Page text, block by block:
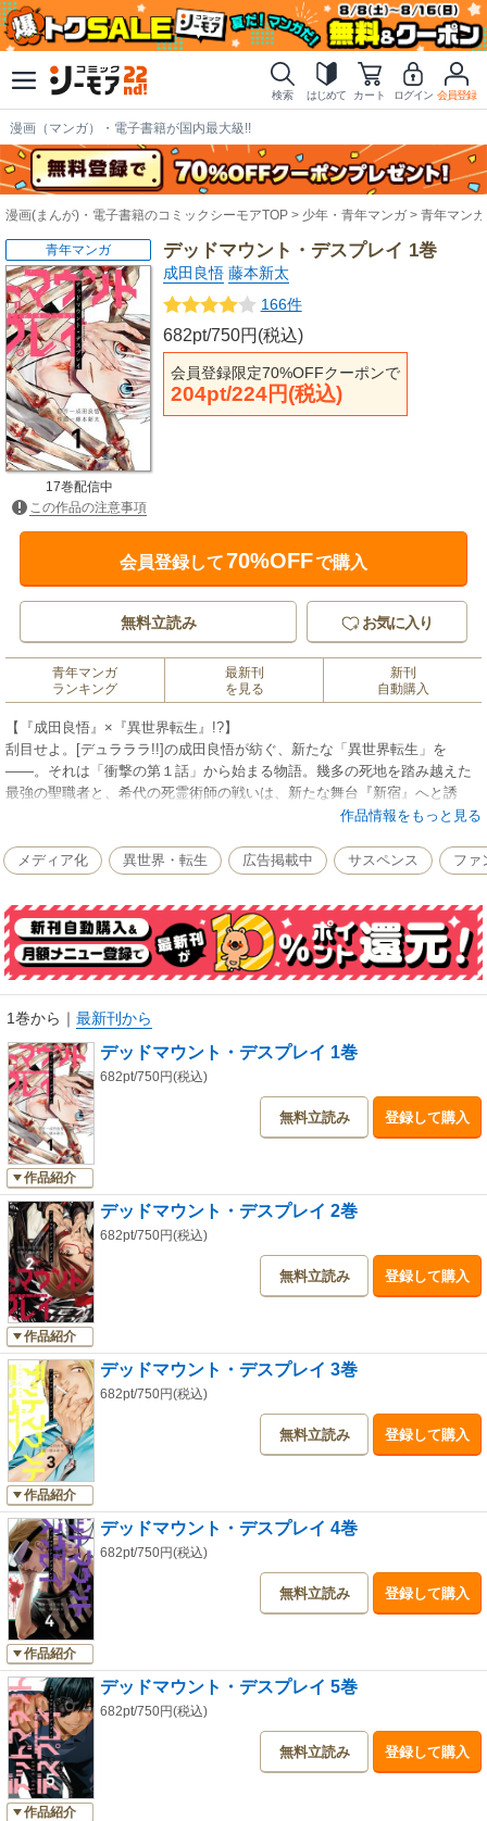
検索 はじめて カート ログイン 会員登録
漫画（マンガ）・電子書籍が国内最大級!!
漫画(まんが)・電子書籍のコミックシーモアTOP 少年・青年マンガ 青年マンガ
デッドマウント・デスプレイ 1巻
成田良悟 藤本新太
166件
682pt/750円(税込)
会員登録限定70%OFFクーポンで
204pt/224円(税込)
青年マンガ
17巻配信中
この作品の注意事項
会員登録して70%OFFで購入
無料立読み お気に入り
青年マンガ
ランキング
最新刊
を見る
新刊
自動購入
【『成田良悟』×『異世界転生』!?】
刮目せよ。[デュラララ!!]の成田良悟が紡ぐ、新たな「異世界転生」を
――。それは「衝撃の第１話」から始まる物語。幾多の死地を踏み越えた
最強の聖職者と、希代の死霊術師の戦いは、新たな舞台『新宿』へと誘
う。[レッドレイヴン][マンガ版バッカーノ！]の藤本新太と贈る、衝撃の
(C)2018 Ryohgo Narita (C)2018 Shinta Fujimoto
作品情報をもっと見る
メディア化 異世界・転生 広告掲載中 サスペンス ファ
1巻から ｜ 最新刊から
作品紹介
デッドマウント・デスプレイ 1巻
682pt/750円(税込)
無料立読み 登録して購入
作品紹介
デッドマウント・デスプレイ 2巻
682pt/750円(税込)
無料立読み 登録して購入
作品紹介
デッドマウント・デスプレイ 3巻
682pt/750円(税込)
無料立読み 登録して購入
作品紹介
デッドマウント・デスプレイ 4巻
682pt/750円(税込)
無料立読み 登録して購入
作品紹介
デッドマウント・デスプレイ 5巻
682pt/750円(税込)
無料立読み 登録して購入